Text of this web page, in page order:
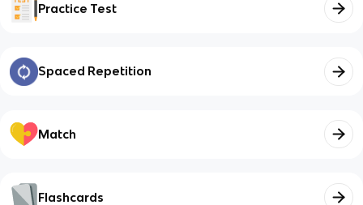
Practice Test
Spaced Repetition
Match
Flashcards